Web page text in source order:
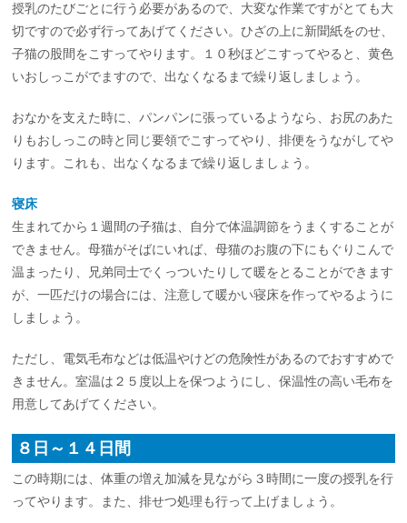
授乳のたびごとに行う必要があるので、大変な作業ですがとても大
切ですので必ず行ってあげてください。ひざの上に新聞紙をのせ、
子猫の股間をこすってやります。１０秒ほどこすってやると、黄色
いおしっこがでますので、出なくなるまで繰り返しましょう。
おなかを支えた時に、パンパンに張っているようなら、お尻のあた
りもおしっこの時と同じ要領でこすってやり、排便をうながしてや
ります。これも、出なくなるまで繰り返しましょう。
寝床
生まれてから１週間の子猫は、自分で体温調節をうまくすることが
できません。母猫がそばにいれば、母猫のお腹の下にもぐりこんで
温まったり、兄弟同士でくっついたりして暖をとることができます
が、一匹だけの場合には、注意して暖かい寝床を作ってやるように
しましょう。
ただし、電気毛布などは低温やけどの危険性があるのでおすすめで
きません。室温は２５度以上を保つようにし、保温性の高い毛布を
用意してあげてください。
８日～１４日間
この時期には、体重の増え加減を見ながら３時間に一度の授乳を行
ってやります。また、排せつ処理も行って上げましょう。